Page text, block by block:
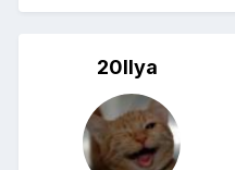
20Ilya